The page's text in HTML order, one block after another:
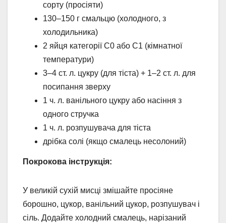
сорту (просіяти)
130–150 г смальцю (холодного, з
холодильника)
2 яйця категорії С0 або С1 (кімнатної
температури)
3–4 ст. л. цукру (для тіста) + 1–2 ст. л. для
посипання зверху
1 ч. л. ванільного цукру або насіння з
одного стручка
1 ч. л. розпушувача для тіста
дрібка солі (якщо смалець несолоний)
Покрокова інструкція:
У великій сухій мисці змішайте просіяне
борошно, цукор, ванільний цукор, розпушувач і
сіль. Додайте холодний смалець, нарізаний